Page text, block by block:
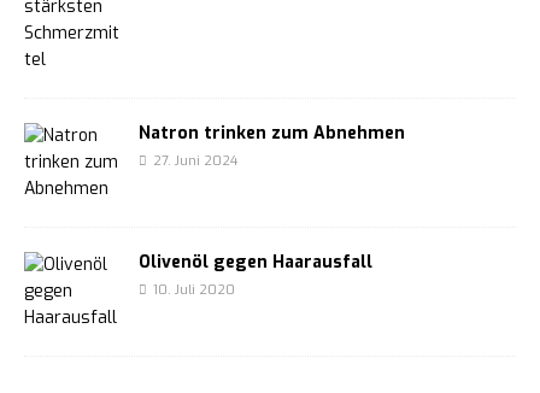
Natron trinken zum Abnehmen
27. Juni 2024
Olivenöl gegen Haarausfall
10. Juli 2020